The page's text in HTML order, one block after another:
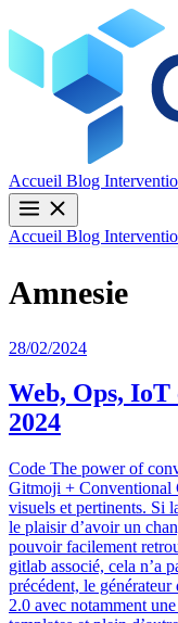
Accueil Blog
Accueil Blog
Amnesie
28/02/2024
Web, Ops,
2024
Code The power of
Gitmoji + Conventional
visuels et pertinents. Si
le plaisir d’avoir un
pouvoir facilement
gitlab associé, cela n’a
précédent, le
2.0 avec notamment